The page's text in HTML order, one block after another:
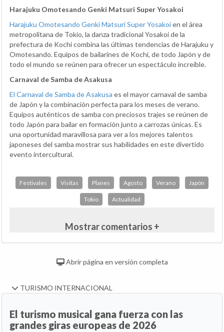
Harajuku Omotesando Genki Matsuri Super Yosakoi
Harajuku Omotesando Genki Matsuri Super Yosakoien el área
metropolitana de Tokio, la danza tradicional Yosakoi de la
prefectura de Kochi combina las últimas tendencias de Harajuku y
Omotesando. Equipos de bailarines de Kochi, de todo Japón y de
todo el mundo se reúnen para ofrecer un espectáculo increíble.
Carnaval de Samba de Asakusa
El Carnaval de Samba de Asakusa es el mayor carnaval de samba
de Japón y la combinación perfecta para los meses de verano.
Equipos auténticos de samba con preciosos trajes se reúnen de
todo Japón para bailar en formación junto a carrozas únicas. Es
una oportunidad maravillosa para ver a los mejores talentos
japoneses del samba mostrar sus habilidades en este divertido
evento intercultural.
Festivales Visitas Planes Agosto Verano Japón
Tokio Actualidad
Mostrar comentarios +
Abrir página en versión completa
TURISMO INTERNACIONAL
El turismo musical gana fuerza con las
grandes giras europeas de 2026